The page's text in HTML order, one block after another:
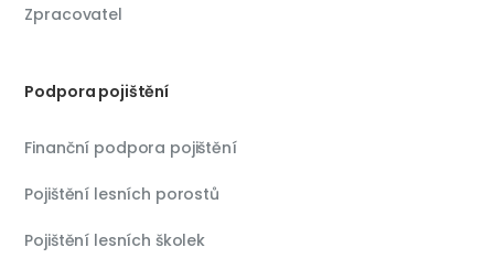
Zpracovatel
Podpora pojištění
Finanční podpora pojištění
Pojištění lesních porostů
Pojištění lesních školek